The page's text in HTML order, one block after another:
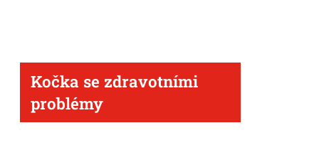
Kočka se zdravotními
problémy